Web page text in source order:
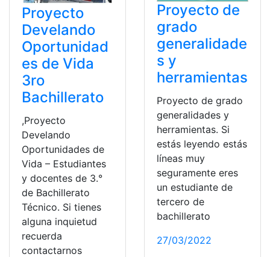
Proyecto
Develando
Oportunidad
es de Vida
3ro
Bachillerato
,Proyecto
Develando
Oportunidades de
Vida – Estudiantes
y docentes de 3.°
de Bachillerato
Técnico. Si tienes
alguna inquietud
recuerda
contactarnos
Proyecto de
grado
generalidade
s y
herramientas
Proyecto de grado
generalidades y
herramientas. Si
estás leyendo estás
líneas muy
seguramente eres
un estudiante de
tercero de
bachillerato
27/03/2022